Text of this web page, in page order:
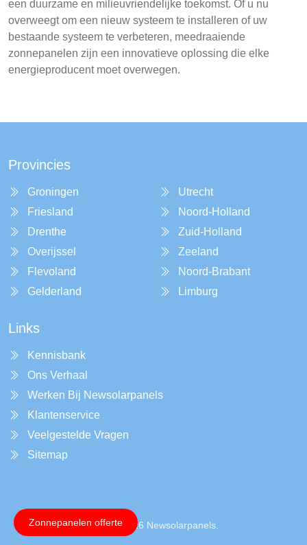
een duurzame en milieuvriendelijke toekomst. Of u nu
overweegt om een nieuw systeem te installeren of uw
bestaande systeem te verbeteren, meedraaiende
zonnepanelen zijn een innovatieve oplossing die elke
energieproducent moet overwegen.
Provincies
Groningen
Friesland
Drenthe
Overijssel
Flevoland
Gelderland
Utrecht
Noord-Holland
Zuid-Holland
Zeeland
Noord-Brabant
Limburg
Links
Kennisbank
Ons Verhaal
Werken Bij Newsolarpanels
Klantenservice
Veelgestelde Vragen
Sitemap
Copyright © 2026 Newsolarpanels.
Zonnepanelen offerte